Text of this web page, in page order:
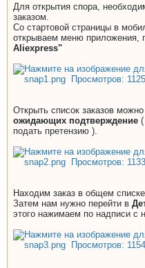
Для открытия спора,
заказом.
Со стартовой страницы в
открываем меню приложения,
Aliexpress"
Открыть список заказов
ожидающих подтверждение
подать претензию ).
Находим заказ в общем
Затем нам нужно перейти в
этого нажимаем по надписи с